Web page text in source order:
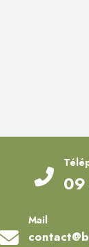
09
Mail